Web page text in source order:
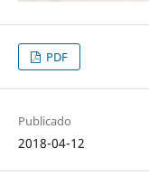
PDF
Publicado
2018-04-12